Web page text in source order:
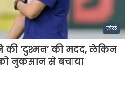
खेल
की ‘दुश्मन’ की मदद, लेकिन
नुकसान से बचाया